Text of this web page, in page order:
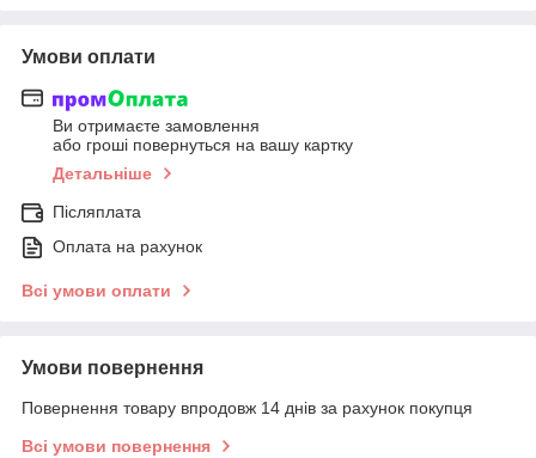
Умови оплати
Ви отримаєте замовлення
або гроші повернуться на вашу картку
Детальніше
Післяплата
Оплата на рахунок
Всі умови оплати
Умови повернення
Повернення товару впродовж 14 днів за рахунок покупця
Всі умови повернення